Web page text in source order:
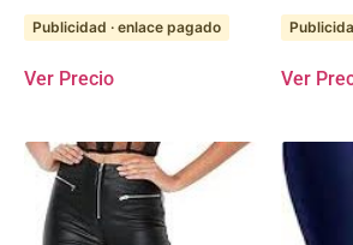
Publicidad · enlace pagado
Ver Precio Ver